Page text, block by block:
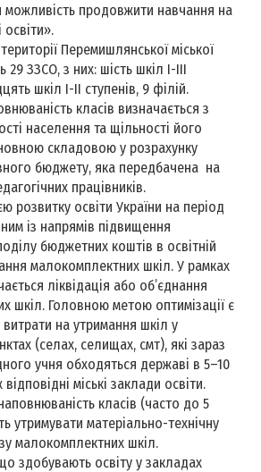
можливість продовжити навчання на
освіти».
Перемишлянської міської
ЗЗСО, з них: шість шкіл І-ІІІ
шкіл І-ІІ ступенів, 9 філій.
класів визначається з
населення та щільності його
складовою у розрахунку
бюджету, яка передбачена на
працівників.
розвитку освіти України на період
із напрямів підвищення
бюджетних коштів в освітній
малокомплектних шкіл. У рамках
ліквідація або об’єднання
шкіл. Головною метою оптимізації є
на утримання шкіл у
(селах, селищах, смт), які зараз
учня обходяться державі в 5–10
міські заклади освіти.
класів (часто до 5
утримувати матеріально-технічну
малокомплектних шкіл.
здобувають освіту у закладах